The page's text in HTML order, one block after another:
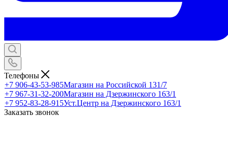
Телефоны
+7 906-43-53-985Магазин на Российской 131/7
+7 967-31-32-200Магазин на Дзержинского 163/1
+7 952-83-28-915Уст.Центр на Дзержинского 163/1
Заказать звонок